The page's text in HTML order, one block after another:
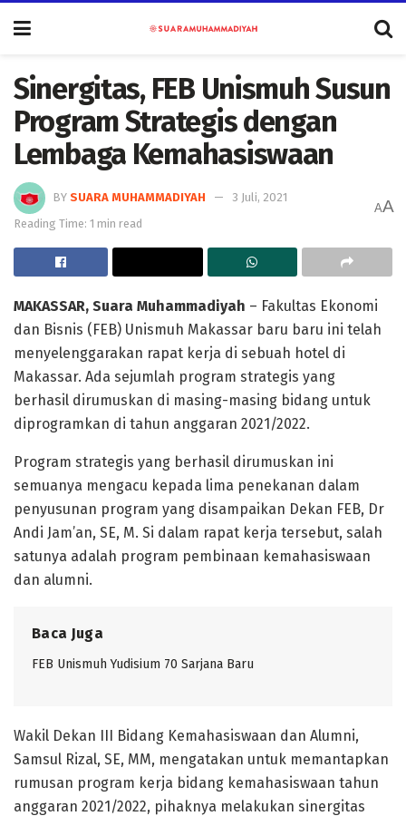
Sinergitas, FEB Unismuh Susun
Program Strategis dengan
Lembaga Kemahasiswaan
BY SUARA MUHAMMADIYAH
3 Juli, 2021
Reading Time: 1 min read
AA
MAKASSAR, Suara Muhammadiyah – Fakultas Ekonomi
dan Bisnis (FEB) Unismuh Makassar baru baru ini telah
menyelenggarakan rapat kerja di sebuah hotel di
Makassar. Ada sejumlah program strategis yang
berhasil dirumuskan di masing-masing bidang untuk
diprogramkan di tahun anggaran 2021/2022.
Program strategis yang berhasil dirumuskan ini
semuanya mengacu kepada lima penekanan dalam
penyusunan program yang disampaikan Dekan FEB, Dr
Andi Jam’an, SE, M. Si dalam rapat kerja tersebut, salah
satunya adalah program pembinaan kemahasiswaan
dan alumni.
Baca Juga
FEB Unismuh Yudisium 70 Sarjana Baru
Wakil Dekan III Bidang Kemahasiswaan dan Alumni,
Samsul Rizal, SE, MM, mengatakan untuk memantapkan
rumusan program kerja bidang kemahasiswaan tahun
anggaran 2021/2022, pihaknya melakukan sinergitas